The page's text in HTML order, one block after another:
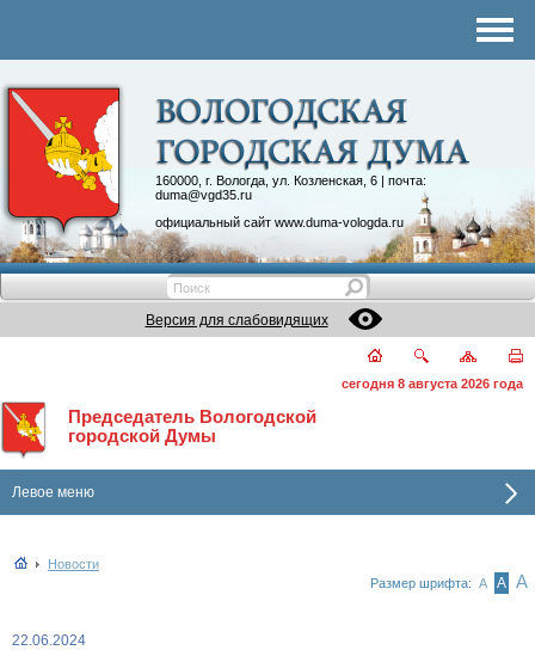
160000, г. Вологда, ул. Козленская, 6 | почта:
duma@vgd35.ru
официальный сайт www.duma-vologda.ru
Контакты
Депутатские объединения
Версия для слабовидящих
сегодня 8 августа 2026 года
Председатель Вологодской
городской Думы
Левое меню
Новости
Размер шрифта: А А А
22.06.2024